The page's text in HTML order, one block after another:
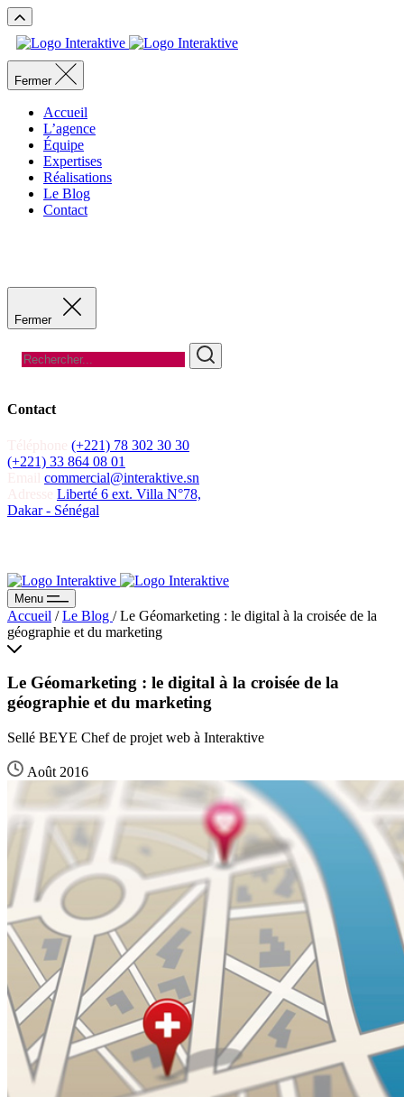
Fermer
Accueil
L’agence
Équipe
Expertises
Réalisations
Le Blog
Contact
Fermer
Contact
(+221) 78 302 30 30
(+221) 33 864 08 01
commercial@interaktive.sn
Liberté 6 ext. Villa N°78,
Dakar - Sénégal
Menu
Accueil / Le Blog / Le Géomarketing : le digital à la croisée de la
géographie et du marketing
Le Géomarketing : le digital à la croisée de la
géographie et du marketing
Sellé BEYE Chef de projet web à Interaktive
Août 2016